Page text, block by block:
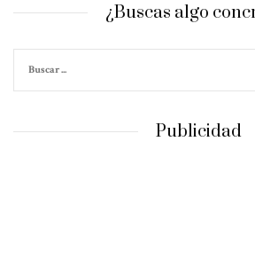
¿Buscas algo
Publicidad